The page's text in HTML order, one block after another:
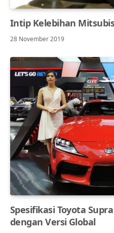
Intip Kelebihan
28 November 2019
Spesifikasi Toyota
dengan Versi Global